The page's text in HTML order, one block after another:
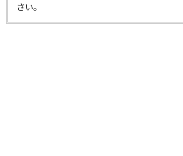
さい。